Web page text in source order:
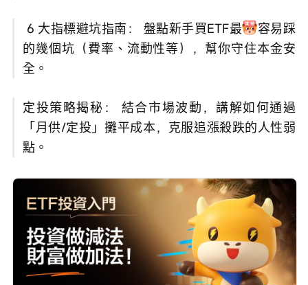
6 大指標避坑指南： 盤點新手買ETF最
容易踩
的幾個坑（費率、流動性等），幫你守住本金安
全。
定投策略揭秘： 結合市場波動，講解如何通過
「月供/定投」攤平成本，克服追漲殺跌的人性弱
點。